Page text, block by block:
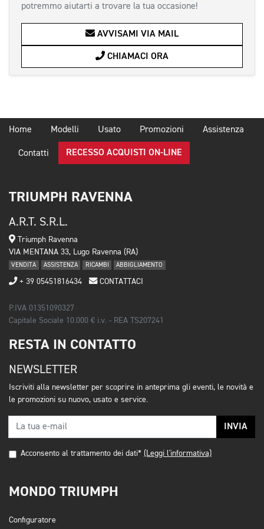
potremmo aiutarti a trovare la tua occasione!
AVVISAMI VIA MAIL
CHIAMACI ORA
Home Modelli Usato Promozioni Assistenza
Contatti RECESSO ACQUISTI ON-LINE
TRIUMPH RAVENNA
A.R.T. S.R.L.
Triumph Ravenna
VIA MENTANA 33, Lugo Ravenna (RA)
VENDITA ASSISTENZA RICAMBI ABBIGLIAMENTO
+ 39 05451816434 CONTATTACI
P.IVA 01351090327
Capitale Sociale 10.000 € i.v. - REA TS207241
RESTA IN CONTATTO
NEWSLETTER
Iscriviti alla newsletter per scoprire in anteprima gli eventi, le novità e
le promozioni su nuovo, usato e service.
INVIA
Acconsento al trattamento dei dati* (Leggi l'informativa)
MONDO TRIUMPH
Configuratore